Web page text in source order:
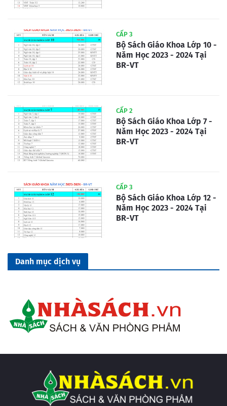
CẤP 3
Bộ Sách Giáo Khoa Lớp 10 -
Năm Học 2023 - 2024 Tại
BR-VT
CẤP 2
Bộ Sách Giáo Khoa Lớp 7 -
Năm Học 2023 - 2024 Tại
BR-VT
CẤP 3
Bộ Sách Giáo Khoa Lớp 12 -
Năm Học 2023 - 2024 Tại
BR-VT
Danh mục dịch vụ